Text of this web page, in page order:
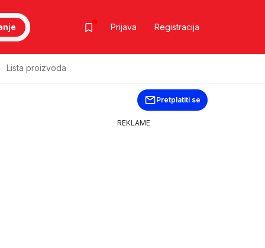
Prijava Registracija
Lista proizvoda
Pretplatiti se
REKLAME